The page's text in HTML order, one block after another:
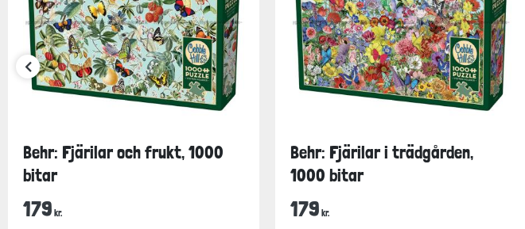
Behr: Fjärilar och frukt, 1000
bitar
179 kr.
Behr: Fjärilar i trädgården,
1000 bitar
179 kr.